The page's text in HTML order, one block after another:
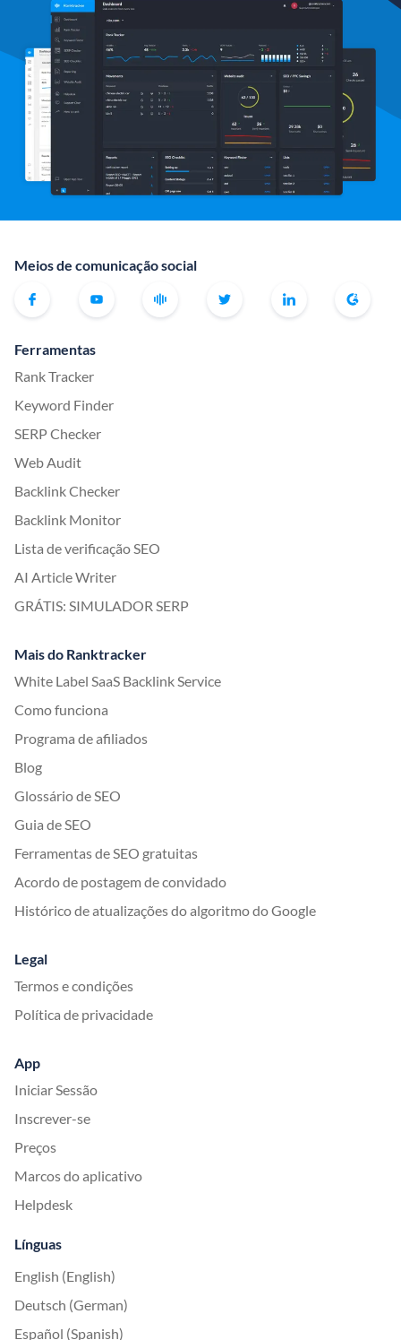
Meios de comunicação social
Ferramentas
Rank Tracker
Keyword Finder
SERP Checker
Web Audit
Backlink Checker
Backlink Monitor
Lista de verificação SEO
AI Article Writer
GRÁTIS: SIMULADOR SERP
Mais do Ranktracker
White Label SaaS Backlink Service
Como funciona
Programa de afiliados
Blog
Glossário de SEO
Guia de SEO
Ferramentas de SEO gratuitas
Acordo de postagem de convidado
Histórico de atualizações do algoritmo do Google
Legal
Termos e condições
Política de privacidade
App
Iniciar Sessão
Inscrever-se
Preços
Marcos do aplicativo
Helpdesk
Línguas
English (English)
Deutsch (German)
Español (Spanish)